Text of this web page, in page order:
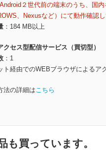
２世代前の端末のうち、国
、Nexusなど）にて動作確認
184 MB以上
クセス型配信サービス（買切型）
1
経由でのWEBブラウザによるア
法の詳細はこちら
も買っています。